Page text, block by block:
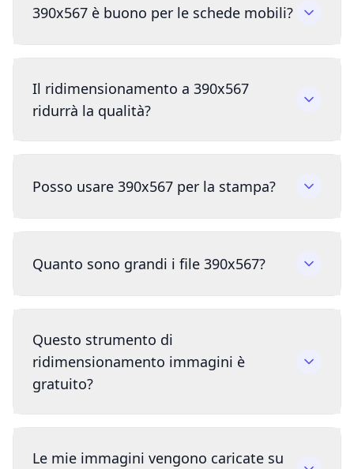
390x567 è buono per le schede mobili?
Il ridimensionamento a 390x567
ridurrà la qualità?
Posso usare 390x567 per la stampa?
Quanto sono grandi i file 390x567?
Questo strumento di
ridimensionamento immagini è
gratuito?
Le mie immagini vengono caricate su